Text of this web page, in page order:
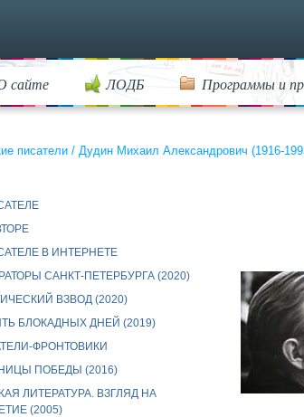
сайте ЛОДБ Программы и
писатели / Дудин Михаил Александрович (1916-
В ИНТЕРНЕТЕ
САНКТ-ПЕТЕРБУРГА (2020)
ВЗВОД (2020)
БЛОКАДНЫХ ДНЕЙ (2019)
ФРОНТОВИКИ
ПОБЕДЫ (2016)
ЛИТЕРАТУРА. ВЗГЛЯД НА
(2005)